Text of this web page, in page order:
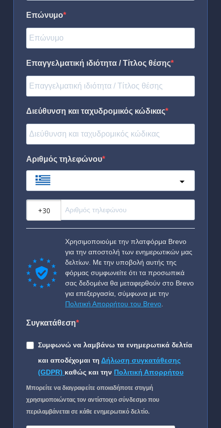
Επώνυμο
Επαγγελματική ιδιότητα / Τίτλος θέσης
Διεύθυνση και ταχυδρομικός κώδικας
Αριθμός τηλεφώνου
Χρησιμοποιούμε την πλατφόρμα Brevo
για την αποστολή των ενημερωτικών μας
δελτίων. Με την υποβολή αυτής της
φόρμας συμφωνείτε ότι τα προσωπικά
σας δεδομένα θα μεταφερθούν στο Brevo
για επεξεργασία, σύμφωνα με την
Πολιτική Απορρήτου του Brevo
Συγκατάθεση
Συμφωνώ να λαμβάνω τα ενημερωτικά δελτία
και αποδέχομαι τη Δήλωση συγκατάθεσης
(GDPR) καθώς και την Πολιτική Απορρήτου
Μπορείτε να διαγραφείτε οποιαδήποτε στιγμή
χρησιμοποιώντας τον αντίστοιχο σύνδεσμο που
περιλαμβάνεται σε κάθε ενημερωτικό δελτίο.